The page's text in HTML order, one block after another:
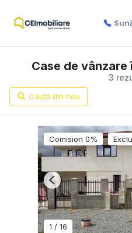
3
Case de vânzare
Caută din nou
Comision 0%
1 / 16
Previous